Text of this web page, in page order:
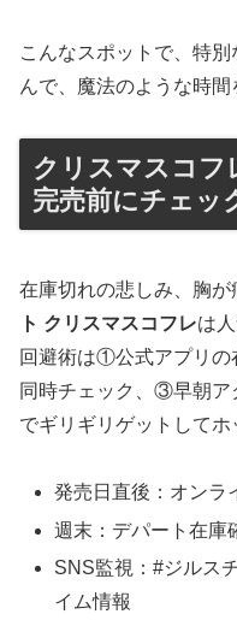
こんなスポットで、特
んで、魔法のような時間
クリスマスコフ
完売前にチェッ
在庫切れの悲しみ、胸が
ト クリスマスコフレは
回避術は①公式アプリ
同時チェック、③早朝ア
でギリギリゲットしてホ
発売日直後：オンラ
週末：デパート在庫
SNS監視：#ジルス
イム情報